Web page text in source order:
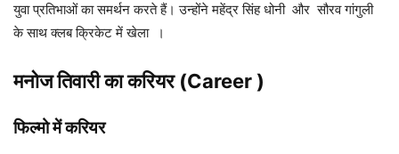
युवा प्रतिभाओं का समर्थन करते हैं। उन्होंने महेंद्र सिंह धोनी और सौरव गांगुली
के साथ क्लब क्रिकेट में खेला ।
मनोज तिवारी का करियर (Career )
फिल्मो में करियर